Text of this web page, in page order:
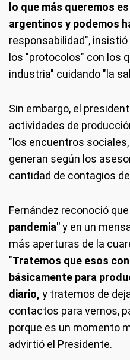
lo que más queremos
argentinos y podemos
responsabilidad",
los "protocolos" con los
industria" cuidando "la
Sin embargo, el
actividades de
"los encuentros
generan según los
cantidad de contagios
Fernández reconoció que
pandemia"y en un
más aperturas de la
"Tratemos que esos
básicamente para
diario, y tratemos de
contactos para vernos,
porque es un momento
advirtió el Presidente.